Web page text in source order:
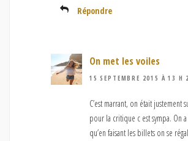
Répondre
On met les voiles
15 SEPTEMBRE 2015 À 13 H
C’est marrant, on était justement
pour la critique c est sympa. On
qu’en faisant les billets on se